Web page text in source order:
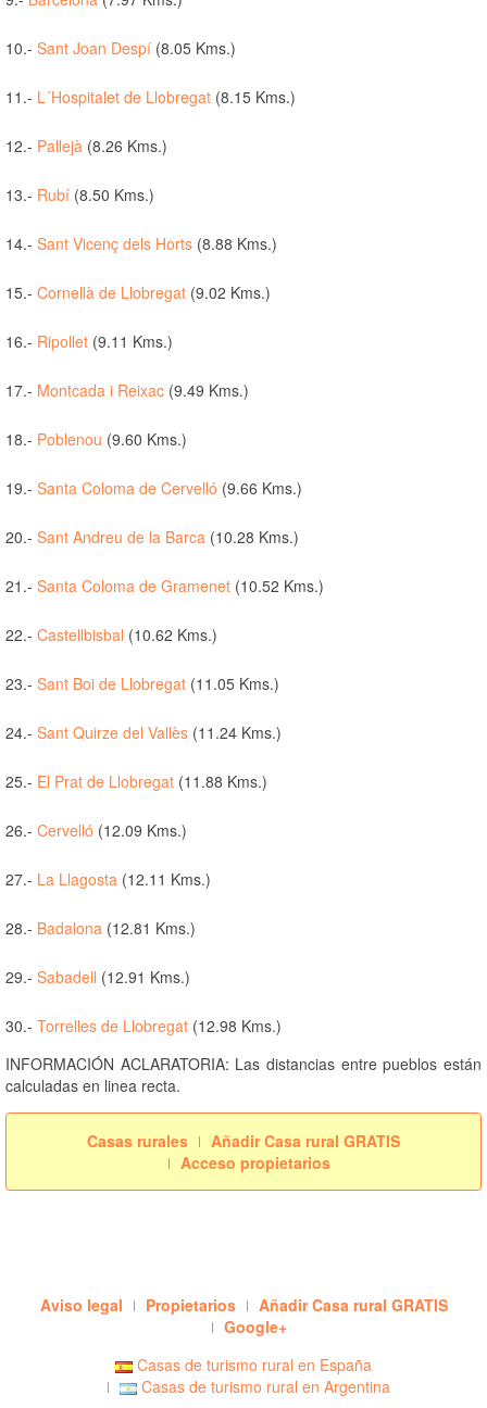
10.- Sant Joan Despí (8.05 Kms.)
11.- L´Hospitalet de Llobregat (8.15 Kms.)
12.- Pallejà (8.26 Kms.)
13.- Rubí (8.50 Kms.)
14.- Sant Vicenç dels Horts (8.88 Kms.)
15.- Cornellà de Llobregat (9.02 Kms.)
16.- Ripollet (9.11 Kms.)
17.- Montcada i Reixac (9.49 Kms.)
18.- Poblenou (9.60 Kms.)
19.- Santa Coloma de Cervelló (9.66 Kms.)
20.- Sant Andreu de la Barca (10.28 Kms.)
21.- Santa Coloma de Gramenet (10.52 Kms.)
22.- Castellbisbal (10.62 Kms.)
23.- Sant Boi de Llobregat (11.05 Kms.)
24.- Sant Quirze del Vallès (11.24 Kms.)
25.- El Prat de Llobregat (11.88 Kms.)
26.- Cervelló (12.09 Kms.)
27.- La Llagosta (12.11 Kms.)
28.- Badalona (12.81 Kms.)
29.- Sabadell (12.91 Kms.)
30.- Torrelles de Llobregat (12.98 Kms.)
INFORMACIÓN ACLARATORIA: Las distancias entre pueblos están
calculadas en linea recta.
Casas rurales
Añadir Casa rural GRATIS
Acceso propietarios
Aviso legal Propietarios
Añadir Casa rural GRATIS
Google+
Casas de turismo rural en España
Casas de turismo rural en Argentina